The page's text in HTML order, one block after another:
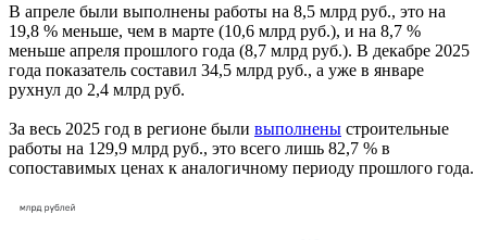
В апреле были выполнены работы на 8,5 млрд руб., это на
19,8 % меньше, чем в марте (10,6 млрд руб.), и на 8,7 %
меньше апреля прошлого года (8,7 млрд руб.). В декабре 2025
года показатель составил 34,5 млрд руб., а уже в январе
рухнул до 2,4 млрд руб.
За весь 2025 год в регионе были выполнены строительные
работы на 129,9 млрд руб., это всего лишь 82,7 % в
сопоставимых ценах к аналогичному периоду прошлого года.